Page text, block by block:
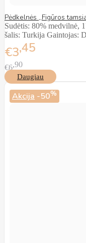
Pėdkelnės ,,Figūros
Sudėtis: 80% medvilnė,
šalis: Turkija Gaintojas:
€345
€6 90
Daugiau
Akcija -50%